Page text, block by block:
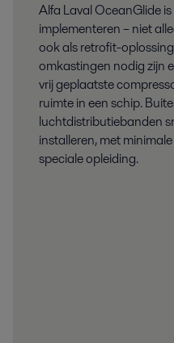
Alfa Laval OceanGlide
implementeren – niet
ook als retrofit-
omkastingen nodig zijn
vrij geplaatste
ruimte in een schip.
luchtdistributiebanden
installeren, met
speciale opleiding.